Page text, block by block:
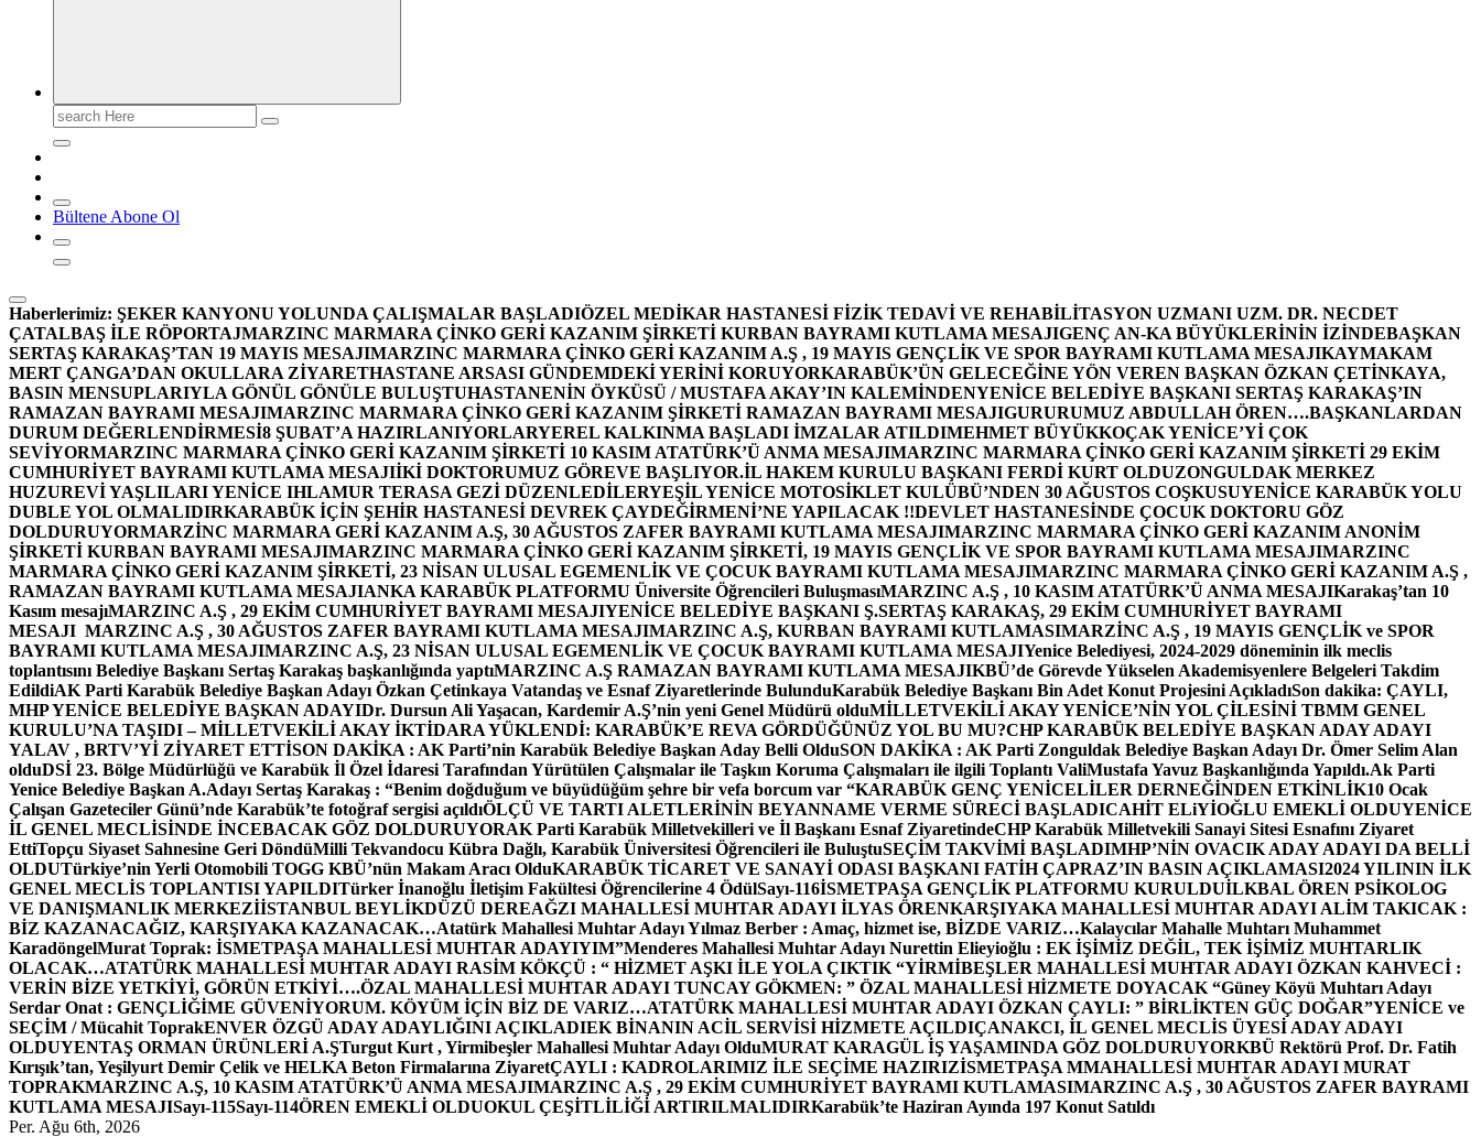
Search
for:
Bültene Abone Ol
Haberlerimiz: ŞEKER KANYONU YOLUNDA ÇALIŞMALAR BAŞLADIÖZEL MEDİKAR HASTANESİ FİZİK TEDAVİ VE REHABİLİTASYON UZMANI UZM. DR. NECDET
ÇATALBAŞ İLE RÖPORTAJMARZINC MARMARA ÇİNKO GERİ KAZANIM ŞİRKETİ KURBAN BAYRAMI KUTLAMA MESAJIGENÇ AN-KA BÜYÜKLERİNİN İZİNDEBAŞKAN
SERTAŞ KARAKAŞ’TAN 19 MAYIS MESAJIMARZINC MARMARA ÇİNKO GERİ KAZANIM A.Ş , 19 MAYIS GENÇLİK VE SPOR BAYRAMI KUTLAMA MESAJIKAYMAKAM
MERT ÇANGA’DAN OKULLARA ZİYARETHASTANE ARSASI GÜNDEMDEKİ YERİNİ KORUYORKARABÜK’ÜN GELECEĞİNE YÖN VEREN BAŞKAN ÖZKAN ÇETİNKAYA,
BASIN MENSUPLARIYLA GÖNÜL GÖNÜLE BULUŞTUHASTANENİN ÖYKÜSÜ / MUSTAFA AKAY’IN KALEMİNDENYENİCE BELEDİYE BAŞKANI SERTAŞ KARAKAŞ’IN
RAMAZAN BAYRAMI MESAJIMARZINC MARMARA ÇİNKO GERİ KAZANIM ŞİRKETİ RAMAZAN BAYRAMI MESAJIGURURUMUZ ABDULLAH ÖREN….BAŞKANLARDAN
DURUM DEĞERLENDİRMESİ8 ŞUBAT’A HAZIRLANIYORLARYEREL KALKINMA BAŞLADI İMZALAR ATILDIMEHMET BÜYÜKKOÇAK YENİCE’Yİ ÇOK
SEVİYORMARZINC MARMARA ÇİNKO GERİ KAZANIM ŞİRKETİ 10 KASIM ATATÜRK’Ü ANMA MESAJIMARZINC MARMARA ÇİNKO GERİ KAZANIM ŞİRKETİ 29 EKİM
CUMHURİYET BAYRAMI KUTLAMA MESAJIİKİ DOKTORUMUZ GÖREVE BAŞLIYOR.İL HAKEM KURULU BAŞKANI FERDİ KURT OLDUZONGULDAK MERKEZ
HUZUREVİ YAŞLILARI YENİCE IHLAMUR TERASA GEZİ DÜZENLEDİLERYEŞİL YENİCE MOTOSİKLET KULÜBÜ’NDEN 30 AĞUSTOS COŞKUSUYENİCE KARABÜK YOLU
DUBLE YOL OLMALIDIRKARABÜK İÇİN ŞEHİR HASTANESİ DEVREK ÇAYDEĞİRMENİ’NE YAPILACAK !!DEVLET HASTANESİNDE ÇOCUK DOKTORU GÖZ
DOLDURUYORMARZİNC MARMARA GERİ KAZANIM A.Ş, 30 AĞUSTOS ZAFER BAYRAMI KUTLAMA MESAJIMARZINC MARMARA ÇİNKO GERİ KAZANIM ANONİM
ŞİRKETİ KURBAN BAYRAMI MESAJIMARZINC MARMARA ÇİNKO GERİ KAZANIM ŞİRKETİ, 19 MAYIS GENÇLİK VE SPOR BAYRAMI KUTLAMA MESAJIMARZINC
MARMARA ÇİNKO GERİ KAZANIM ŞİRKETİ, 23 NİSAN ULUSAL EGEMENLİK VE ÇOCUK BAYRAMI KUTLAMA MESAJIMARZINC MARMARA ÇİNKO GERİ KAZANIM A.Ş ,
RAMAZAN BAYRAMI KUTLAMA MESAJIANKA KARABÜK PLATFORMU Üniversite Öğrencileri BuluşmasıMARZINC A.Ş , 10 KASIM ATATÜRK’Ü ANMA MESAJIKarakaş’tan 10
Kasım mesajıMARZINC A.Ş , 29 EKİM CUMHURİYET BAYRAMI MESAJIYENİCE BELEDİYE BAŞKANI Ş.SERTAŞ KARAKAŞ, 29 EKİM CUMHURİYET BAYRAMI
MESAJI MARZINC A.Ş , 30 AĞUSTOS ZAFER BAYRAMI KUTLAMA MESAJIMARZINC A.Ş, KURBAN BAYRAMI KUTLAMASIMARZİNC A.Ş , 19 MAYIS GENÇLİK ve SPOR
BAYRAMI KUTLAMA MESAJIMARZINC A.Ş, 23 NİSAN ULUSAL EGEMENLİK VE ÇOCUK BAYRAMI KUTLAMA MESAJIYenice Belediyesi, 2024-2029 döneminin ilk meclis
toplantısını Belediye Başkanı Sertaş Karakaş başkanlığında yaptıMARZINC A.Ş RAMAZAN BAYRAMI KUTLAMA MESAJIKBÜ’de Görevde Yükselen Akademisyenlere Belgeleri Takdim
EdildiAK Parti Karabük Belediye Başkan Adayı Özkan Çetinkaya Vatandaş ve Esnaf Ziyaretlerinde BulunduKarabük Belediye Başkanı Bin Adet Konut Projesini AçıkladıSon dakika: ÇAYLI,
MHP YENİCE BELEDİYE BAŞKAN ADAYIDr. Dursun Ali Yaşacan, Kardemir A.Ş’nin yeni Genel Müdürü olduMİLLETVEKİLİ AKAY YENİCE’NİN YOL ÇİLESİNİ TBMM GENEL
KURULU’NA TAŞIDI – MİLLETVEKİLİ AKAY İKTİDARA YÜKLENDİ: KARABÜK’E REVA GÖRDÜĞÜNÜZ YOL BU MU?CHP KARABÜK BELEDİYE BAŞKAN ADAY ADAYI
YALAV , BRTV’Yİ ZİYARET ETTİSON DAKİKA : AK Parti’nin Karabük Belediye Başkan Aday Belli OlduSON DAKİKA : AK Parti Zonguldak Belediye Başkan Adayı Dr. Ömer Selim Alan
olduDSİ 23. Bölge Müdürlüğü ve Karabük İl Özel İdaresi Tarafından Yürütülen Çalışmalar ile Taşkın Koruma Çalışmaları ile ilgili Toplantı ValiMustafa Yavuz Başkanlığında Yapıldı.Ak Parti
Yenice Belediye Başkan A.Adayı Sertaş Karakaş : “Benim doğduğum ve büyüdüğüm şehre bir vefa borcum var “KARABÜK GENÇ YENİCELİLER DERNEĞİNDEN ETKİNLİK10 Ocak
Çalışan Gazeteciler Günü’nde Karabük’te fotoğraf sergisi açıldıÖLÇÜ VE TARTI ALETLERİNİN BEYANNAME VERME SÜRECİ BAŞLADICAHİT ELiYİOĞLU EMEKLİ OLDUYENİCE
İL GENEL MECLİSİNDE İNCEBACAK GÖZ DOLDURUYORAK Parti Karabük Milletvekilleri ve İl Başkanı Esnaf ZiyaretindeCHP Karabük Milletvekili Sanayi Sitesi Esnafını Ziyaret
EttiTopçu Siyaset Sahnesine Geri DöndüMilli Tekvandocu Kübra Dağlı, Karabük Üniversitesi Öğrencileri ile BuluştuSEÇİM TAKVİMİ BAŞLADIMHP’NİN OVACIK ADAY ADAYI DA BELLİ
OLDUTürkiye’nin Yerli Otomobili TOGG KBÜ’nün Makam Aracı OlduKARABÜK TİCARET VE SANAYİ ODASI BAŞKANI FATİH ÇAPRAZ’IN BASIN AÇIKLAMASI2024 YILININ İLK
GENEL MECLİS TOPLANTISI YAPILDITürker İnanoğlu İletişim Fakültesi Öğrencilerine 4 ÖdülSayı-116İSMETPAŞA GENÇLİK PLATFORMU KURULDUİLKBAL ÖREN PSİKOLOG
VE DANIŞMANLIK MERKEZİİSTANBUL BEYLİKDÜZÜ DEREAĞZI MAHALLESİ MUHTAR ADAYI İLYAS ÖRENKARŞIYAKA MAHALLESİ MUHTAR ADAYI ALİM TAKICAK :
BİZ KAZANACAĞIZ, KARŞIYAKA KAZANACAK…Atatürk Mahallesi Muhtar Adayı Yılmaz Berber : Amaç, hizmet ise, BİZDE VARIZ…Kalaycılar Mahalle Muhtarı Muhammet
KaradöngelMurat Toprak: İSMETPAŞA MAHALLESİ MUHTAR ADAYIYIM”Menderes Mahallesi Muhtar Adayı Nurettin Elieyioğlu : EK İŞİMİZ DEĞİL, TEK İŞİMİZ MUHTARLIK
OLACAK…ATATÜRK MAHALLESİ MUHTAR ADAYI RASİM KÖKÇÜ : “ HİZMET AŞKI İLE YOLA ÇIKTIK “YİRMİBEŞLER MAHALLESİ MUHTAR ADAYI ÖZKAN KAHVECİ :
VERİN BİZE YETKİYİ, GÖRÜN ETKİYİ….ÖZAL MAHALLESİ MUHTAR ADAYI TUNCAY GÖKMEN: ” ÖZAL MAHALLESİ HİZMETE DOYACAK “Güney Köyü Muhtarı Adayı
Serdar Onat : GENÇLİĞİME GÜVENİYORUM. KÖYÜM İÇİN BİZ DE VARIZ…ATATÜRK MAHALLESİ MUHTAR ADAYI ÖZKAN ÇAYLI: ” BİRLİKTEN GÜÇ DOĞAR”YENİCE ve
SEÇİM / Mücahit ToprakENVER ÖZGÜ ADAY ADAYLIĞINI AÇIKLADIEK BİNANIN ACİL SERVİSİ HİZMETE AÇILDIÇANAKCI, İL GENEL MECLİS ÜYESİ ADAY ADAYI
OLDUYENTAŞ ORMAN ÜRÜNLERİ A.ŞTurgut Kurt , Yirmibeşler Mahallesi Muhtar Adayı OlduMURAT KARAGÜL İŞ YAŞAMINDA GÖZ DOLDURUYORKBÜ Rektörü Prof. Dr. Fatih
Kırışık’tan, Yeşilyurt Demir Çelik ve HELKA Beton Firmalarına ZiyaretÇAYLI : KADROLARIMIZ İLE SEÇİME HAZIRIZİSMETPAŞA MMAHALLESİ MUHTAR ADAYI MURAT
TOPRAKMARZINC A.Ş, 10 KASIM ATATÜRK’Ü ANMA MESAJIMARZINC A.Ş , 29 EKİM CUMHURİYET BAYRAMI KUTLAMASIMARZINC A.Ş , 30 AĞUSTOS ZAFER BAYRAMI
KUTLAMA MESAJISayı-115Sayı-114ÖREN EMEKLİ OLDUOKUL ÇEŞİTLİLİĞİ ARTIRILMALIDIRKarabük’te Haziran Ayında 197 Konut Satıldı
Per. Ağu 6th, 2026